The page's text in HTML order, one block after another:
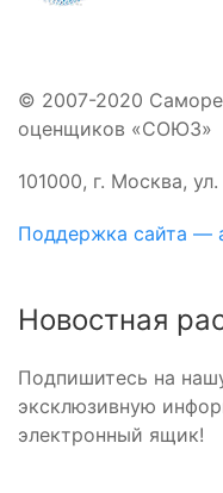
© 2007-2020
оценщиков «СОЮЗ»
101000, г. Москва,
Поддержка сайта —
Новостная
Подпишитесь на
эксклюзивную
электронный ящик!